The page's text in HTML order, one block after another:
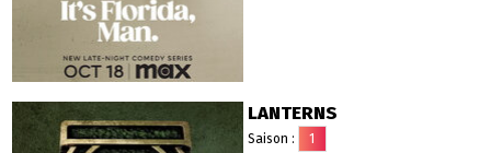
LANTERNS
Saison : 1